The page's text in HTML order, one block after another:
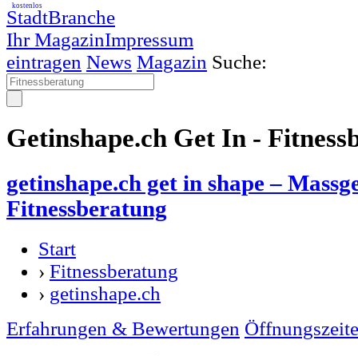
StadtBranche
Ihr MagazinImpressum
kostenlos
eintragen News Magazin Suche:
Getinshape.ch Get In -
getinshape.ch get in shape –
Fitnessberatung
Start
› Fitnessberatung
› getinshape.ch
Erfahrungen & Bewertungen